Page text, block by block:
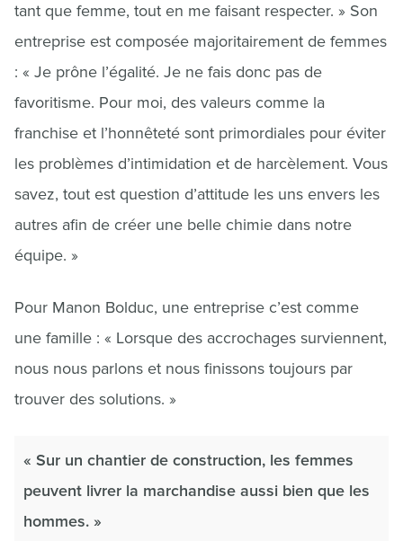
tant que femme, tout en me faisant respecter. » Son
entreprise est composée majoritairement de femmes
: « Je prône l’égalité. Je ne fais donc pas de
favoritisme. Pour moi, des valeurs comme la
franchise et l’honnêteté sont primordiales pour éviter
les problèmes d’intimidation et de harcèlement. Vous
savez, tout est question d’attitude les uns envers les
autres afin de créer une belle chimie dans notre
équipe. »
Pour Manon Bolduc, une entreprise c’est comme
une famille : « Lorsque des accrochages surviennent,
nous nous parlons et nous finissons toujours par
trouver des solutions. »
« Sur un chantier de construction, les femmes
peuvent livrer la marchandise aussi bien que les
hommes. »